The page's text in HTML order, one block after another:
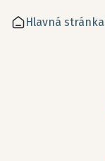
Hlavná stránka